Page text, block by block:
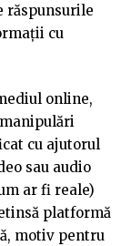
răspunsurile
cu
online,
cu ajutorul
sau audio
ar fi reale)
platformă
motiv pentru